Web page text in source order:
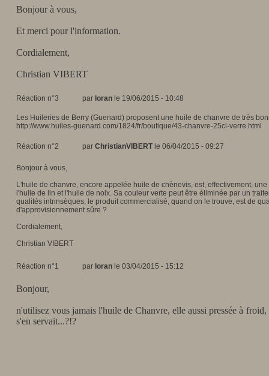
Bonjour à vous,
Et merci pour l'information.
Cordialement,
Christian VIBERT
Réaction n°3 par loran le 19/06/2015 - 10:48
Les Huileries de Berry (Guenard) proposent une huile de chanvre de très
http://www.huiles-guenard.com/1824/fr/boutique/43-chanvre-25cl-verre.html
Réaction n°2 par ChristianVIBERTle 06/04/2015 - 09:27
Bonjour à vous,
L'huile de chanvre, encore appelée huile de chènevis, est, effectivement,
l'huile de lin et l'huile de noix. Sa couleur verte peut être éliminée par un
qualités intrinsèques, le produit commercialisé, quand on le trouve, est de
d'approvisionnement sûre ?
Cordialement,
Christian VIBERT
Réaction n°1 par loran le 03/04/2015 - 15:12
Bonjour,
n'utilisez vous jamais l'huile de Chanvre, elle aussi pressée à
s'en servait...?!?